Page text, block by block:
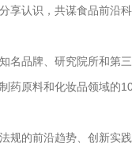
认识，共谋食品前沿
品牌、研究院所和第
原料和化妆品领域的
的前沿趋势、创新实